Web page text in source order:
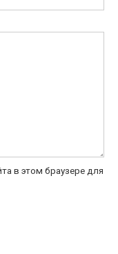
в этом браузере для